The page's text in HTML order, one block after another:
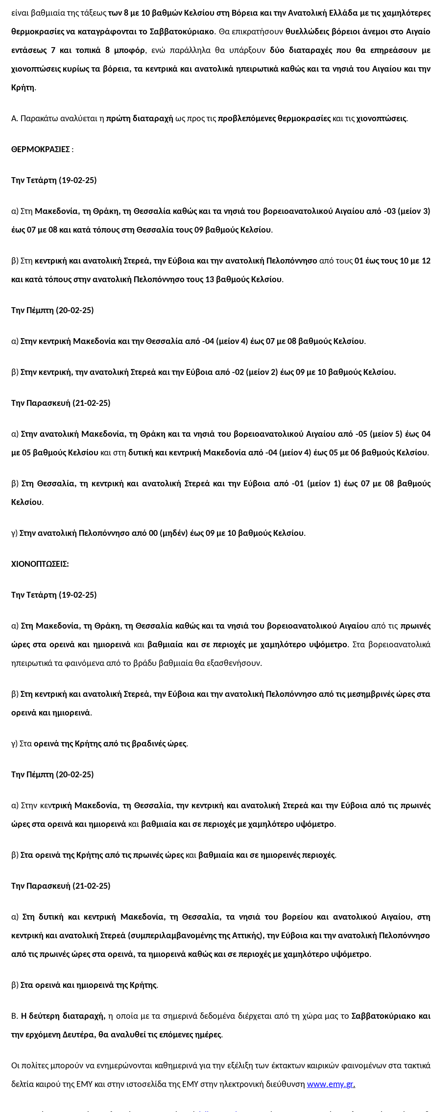
είναι βαθμιαία της τάξεωςτων 8 με 10 βαθμών Κελσίου στη Βόρεια και την Ανατολική Ελλάδα με τις χαμηλότερες
θερμοκρασίες να καταγράφονται το Σαββατοκύριακο. Θα επικρατήσουνθυελλώδεις βόρειοι άνεμοι στο Αιγαίο
εντάσεως 7 και τοπικά 8 μποφόρ, ενώ παράλληλα θα υπάρξουνδύο διαταραχές που θα επηρεάσουν με
χιονοπτώσεις κυρίως τα βόρεια, τα κεντρικά και ανατολικά ηπειρωτικά καθώς και τα νησιά του Αιγαίου και την
Κρήτη.
Α. Παρακάτω αναλύεται η πρώτη διαταραχή ως προς τις προβλεπόμενες θερμοκρασίεςκαι τις χιονοπτώσεις.
ΘΕΡΜΟΚΡΑΣΙΕΣ:
Την Τετάρτη (19-02-25)
α) Στη Μακεδονία, τη Θράκη, τη Θεσσαλία καθώς και τα νησιά του βορειοανατολικού Αιγαίου από -03 (μείον 3)
έως 07 με 08 και κατά τόπους στη Θεσσαλία τους 09 βαθμούς Κελσίου.
β) Στη κεντρική και ανατολική Στερεά, την Εύβοια και την ανατολική Πελοπόννησοαπό τους 01 έως τους 10 με 12
και κατά τόπους στην ανατολική Πελοπόννησο τους 13 βαθμούς Κελσίου.
Την Πέμπτη (20-02-25)
α) Στην κεντρική Μακεδονία και την Θεσσαλία από -04 (μείον 4) έως 07 με 08 βαθμούς Κελσίου.
β) Στην κεντρική, την ανατολική Στερεά και την Εύβοια από -02 (μείον 2) έως 09 με 10 βαθμούς Κελσίου.
Την Παρασκευή (21-02-25)
α) Στην ανατολική Μακεδονία, τη Θράκη και τα νησιά του βορειοανατολικού Αιγαίου από -05 (μείον 5) έως 04
με 05 βαθμούς Κελσίουκαι στη δυτική και κεντρική Μακεδονία από -04 (μείον 4) έως 05 με 06 βαθμούς Κελσίου.
β)Στη Θεσσαλία, τη κεντρική και ανατολική Στερεά και την Εύβοια από -01 (μείον 1) έως 07 με 08 βαθμούς
Κελσίου.
γ) Στην ανατολική Πελοπόννησο από 00 (μηδέν) έως 09 με 10 βαθμούς Κελσίου.
ΧΙΟΝΟΠΤΩΣΕΙΣ:
Την Τετάρτη (19-02-25)
α) Στη Μακεδονία, τη Θράκη, τη Θεσσαλία καθώς και τα νησιά του βορειοανατολικού Αιγαίου από τις πρωινές
ώρες στα ορεινά και ημιορεινάκαι βαθμιαία και σε περιοχές με χαμηλότερο υψόμετρο. Στα βορειοανατολικά
ηπειρωτικά τα φαινόμενα από το βράδυ βαθμιαία θα εξασθενήσουν.
β) Στη κεντρική και ανατολική Στερεά, την Εύβοια και την ανατολική Πελοπόννησο από τις μεσημβρινές ώρες στα
ορεινά και ημιορεινά.
γ) Στα ορεινά της Κρήτης από τις βραδινές ώρες.
Την Πέμπτη (20-02-25)
α) Στην κεντρική Μακεδονία, τη Θεσσαλία, την κεντρική και ανατολική Στερεά και την Εύβοια από τις πρωινές
ώρες στα ορεινά και ημιορεινάκαι βαθμιαία και σε περιοχές με χαμηλότερο υψόμετρο.
β) Στα ορεινά της Κρήτης από τις πρωινές ώρεςκαι βαθμιαία και σε ημιορεινές περιοχές.
Την Παρασκευή (21-02-25)
α) Στη δυτική και κεντρική Μακεδονία, τη Θεσσαλία, τα νησιά του βορείου και ανατολικού Αιγαίου, στη
κεντρική και ανατολική Στερεά (συμπεριλαμβανομένης της Αττικής), την Εύβοια και την ανατολική Πελοπόννησο
από τις πρωινές ώρες στα ορεινά, τα ημιορεινά καθώς και σε περιοχές με χαμηλότερο υψόμετρο.
β) Στα ορεινά και ημιορεινά της Κρήτης.
B. Η δεύτερη διαταραχή, η οποία με τα σημερινά δεδομένα διέρχεται από τη χώρα μας τοΣαββατοκύριακο και
την ερχόμενη Δευτέρα, θα αναλυθεί τις επόμενες ημέρες.
Οι πολίτες μπορούν να ενημερώνονται καθημερινά για την εξέλιξη των έκτακτων καιρικών φαινομένων στα τακτικά
δελτία καιρού της ΕΜΥ και στην ιστοσελίδα της ΕΜΥ στην ηλεκτρονική διεύθυνση www.emy.gr.